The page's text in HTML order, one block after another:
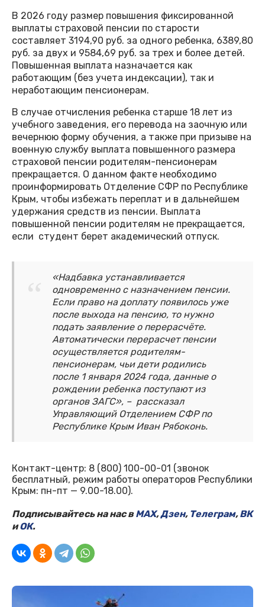
В 2026 году размер повышения фиксированной
выплаты страховой пенсии по старости
составляет 3194,90 руб. за одного ребенка, 6389,80
руб. за двух и 9584,69 руб. за трех и более детей.
Повышенная выплата назначается как
работающим (без учета индексации), так и
неработающим пенсионерам.
В случае отчисления ребенка старше 18 лет из
учебного заведения, его перевода на заочную или
вечернюю форму обучения, а также при призыве на
военную службу выплата повышенного размера
страховой пенсии родителям-пенсионерам
прекращается. О данном факте необходимо
проинформировать Отделение СФР по Республике
Крым, чтобы избежать переплат и в дальнейшем
удержания средств из пенсии. Выплата
повышенной пенсии родителям не прекращается,
если студент берет академический отпуск.
«Надбавка устанавливается
одновременно с назначением пенсии.
Если право на доплату появилось уже
после выхода на пенсию, то нужно
подать заявление о перерасчёте.
Автоматически перерасчет пенсии
осуществляется родителям-
пенсионерам, чьи дети родились
после 1 января 2024 года, данные о
рождении ребенка поступают из
органов ЗАГС», – рассказал
Управляющий Отделением СФР по
Республике Крым Иван Рябоконь.
Контакт-центр: 8 (800) 100-00-01 (звонок
бесплатный, режим работы операторов Республики
Крым: пн-пт — 9.00-18.00).
Подписывайтесь на нас вMAX,Дзен, Телеграм,ВК
иОК.